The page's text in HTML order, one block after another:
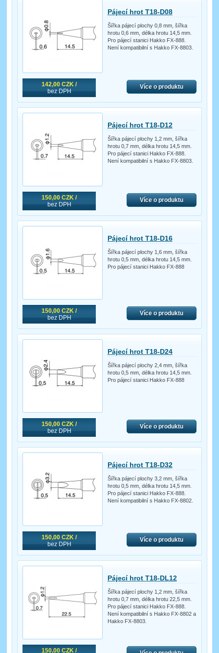
142,00 CZK /
bez DPH
Pájecí hrot T18-D08
Šířka pájecí plochy 0,8 mm, šířka
hrotu 0,6 mm, délka hrotu 14,5 mm.
Pro pájecí stanici Hakko FX-888.
Není kompatibilní s Hakko FX-8803.
Více o produktu
150,00 CZK /
bez DPH
Pájecí hrot T18-D12
Šířka pájecí plochy 1,2 mm, šířka
hrotu 0,7 mm, délka hrotu 14,5 mm.
Pro pájecí stanici Hakko FX-888.
Není kompatibilní s Hakko FX-8803.
Více o produktu
150,00 CZK /
bez DPH
Pájecí hrot T18-D16
Šířka pájecí plochy 1,6 mm, šířka
hrotu 0,5 mm, délka hrotu 14,5 mm.
Pro pájecí stanici Hakko FX-888
Více o produktu
150,00 CZK /
bez DPH
Pájecí hrot T18-D24
Šířka pájecí plochy 2,4 mm, šířka
hrotu 0,5 mm, délka hrotu 14,5 mm.
Pro pájecí stanici Hakko FX-888
Více o produktu
150,00 CZK /
bez DPH
Pájecí hrot T18-D32
Šířka pájecí plochy 3,2 mm, šířka
hrotu 0,5 mm, délka hrotu 14,5 mm.
Pro pájecí stanici Hakko FX-888.
Není kompatibilní s Hakko FX-8802.
Více o produktu
150,00 CZK /
Pájecí hrot T18-DL12
Šířka pájecí plochy 1,2 mm, šířka
hrotu 0,7 mm, délka hrotu 22,5 mm.
Pro pájecí stanici Hakko FX-888.
Není kompatibilní s Hakko FX-8802 a
Hakko FX-8803.